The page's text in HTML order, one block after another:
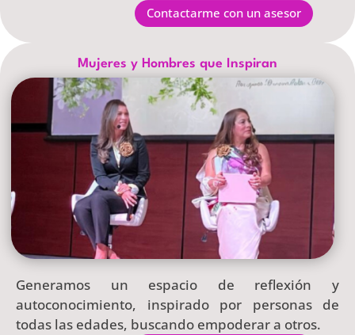
Contactarme con un asesor
Mujeres y Hombres que Inspiran
Generamos un espacio de reflexión y
autoconocimiento, inspirado por personas de
todas las edades, buscando empoderar a otros.